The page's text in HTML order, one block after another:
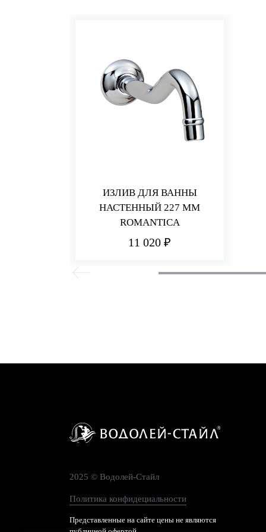
ИЗЛИВ ДЛЯ ВАННЫ
НАСТЕННЫЙ 227 ММ
ROMANTICA
11 020 ₽
2025 © Водолей-Cтайл
Политика конфидециальности
Представленные на сайте цены не являются